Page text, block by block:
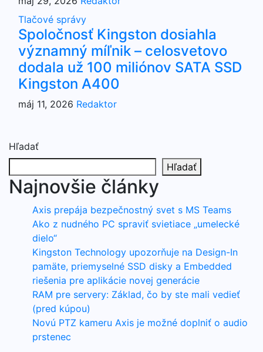
Tlačové správy
Spoločnosť Kingston dosiahla
významný míľnik – celosvetovo
dodala už 100 miliónov SATA SSD
Kingston A400
máj 11, 2026 Redaktor
Hľadať
Hľadať
Najnovšie články
Axis prepája bezpečnostný svet s MS Teams
Ako z nudného PC spraviť svietiace „umelecké
dielo“
Kingston Technology upozorňuje na Design-In
pamäte, priemyselné SSD disky a Embedded
riešenia pre aplikácie novej generácie
RAM pre servery: Základ, čo by ste mali vedieť
(pred kúpou)
Novú PTZ kameru Axis je možné doplniť o audio
prstenec